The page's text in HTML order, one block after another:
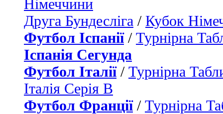
Німеччини
Друга Бундесліга / Кубок
Футбол Іспанії/ Турнірна
Іспанія Сегунда
Футбол Італії/ Турнірна
Італія Серія B
Футбол Франції/ Турнірна